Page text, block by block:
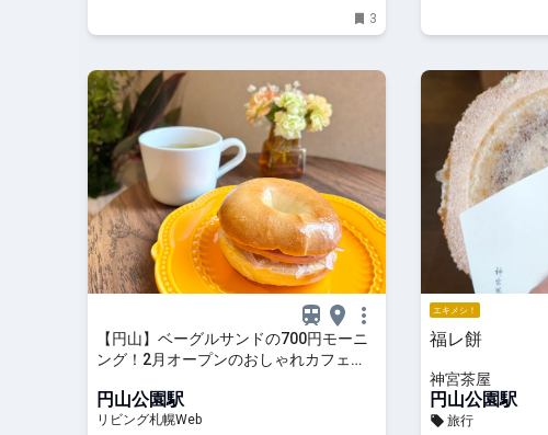
3
【円山】ベーグルサンドの700円モーニ
ング！2月オープンのおしゃれカフェ
円山公園駅
リビング札幌Web
エキメシ！
福レ餅
神宮茶屋
円山公園駅
旅行